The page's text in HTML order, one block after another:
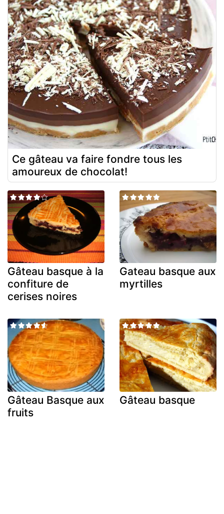
Ce gâteau va faire fondre tous les
amoureux de chocolat!
Gâteau basque à la
confiture de
cerises noires
Gateau basque aux
myrtilles
Gâteau Basque aux
fruits
Gâteau basque